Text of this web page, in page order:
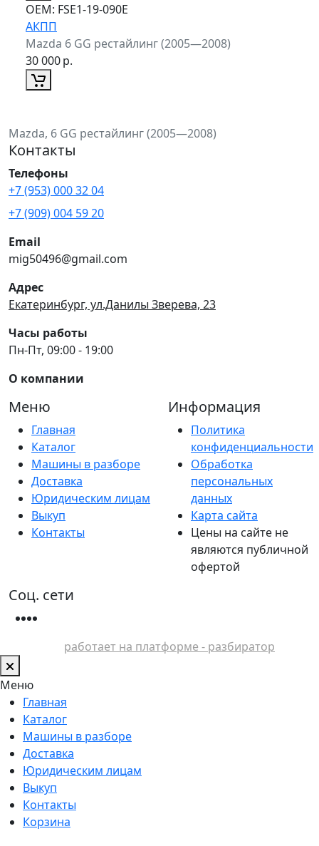
ОЕМ: FSE1-19-090E
АКПП
Mazda 6 GG рестайлинг (2005—2008)
30 000р.
Mazda, 6 GG рестайлинг (2005—2008)
Контакты
Телефоны
+7 (953) 000 32 04
+7 (909) 004 59 20
Email
mig50496@gmail.com
Адрес
Екатеринбург, ул.Данилы Зверева, 23
Часы работы
Пн-Пт, 09:00 - 19:00
О компании
Меню
Главная
Каталог
Машины в разборе
Доставка
Юридическим лицам
Выкуп
Контакты
Информация
Политика
конфиденциальности
Обработка
персональных
данных
Карта сайта
Цены на сайте не
являются публичной
офертой
Соц. сети
работает на платформе - разбиратор
Меню
Главная
Каталог
Машины в разборе
Доставка
Юридическим лицам
Выкуп
Контакты
Корзина